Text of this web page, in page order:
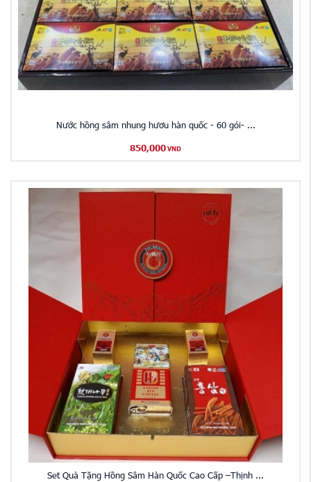
Nước hồng sâm nhung hươu hàn quốc - 60 gói- ...
850,000 VND
Set Quà Tặng Hồng Sâm Hàn Quốc Cao Cấp –Thịnh ...